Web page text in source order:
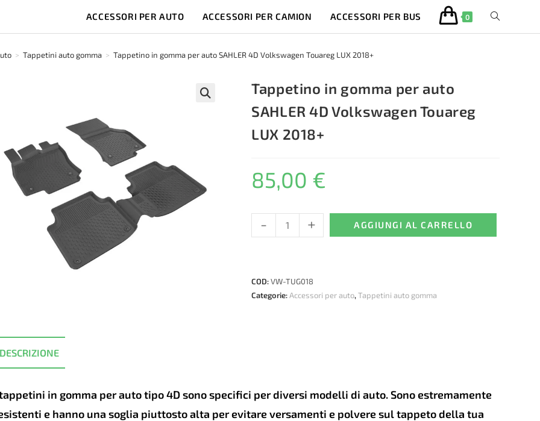
ACCESSORI PER AUTO ACCESSORI PER CAMION ACCESSORI PER BUS 0 ATTIVA/
> Tappetini auto gomma > Tappetino in gomma per auto SAHLER 4D Volkswagen Touareg LUX 2018+
Tappetino in gomma per auto
SAHLER 4D Volkswagen Touareg
LUX 2018+
85,00 €
Tappetino
in
auto
SAHLER
- + AGGIUNGI AL CARRELLO
COD:VW-TUG018
Categorie:Accessori per auto,Tappetini auto gomma
in gomma per auto tipo 4D sono specifici per diversi modelli di auto. Sono estremamente
e hanno una soglia piuttosto alta per evitare versamenti e polvere sul tappeto della tua